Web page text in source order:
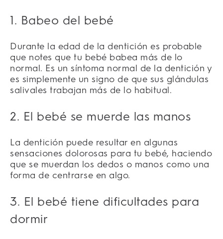
1. Babeo del bebé
Durante la edad de la dentición es probable
que notes que tu bebé babea más de lo
normal. Es un síntoma normal de la dentición y
es simplemente un signo de que sus glándulas
salivales trabajan más de lo habitual.
2. El bebé se muerde las manos
La dentición puede resultar en algunas
sensaciones dolorosas para tu bebé, haciendo
que se muerdan los dedos o manos como una
forma de centrarse en algo.
3. El bebé tiene dificultades para
dormir